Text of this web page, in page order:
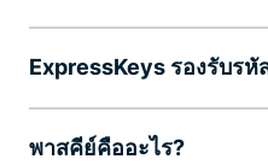
ExpressKeys รองรับรหั
พาสคีย์คืออะไร?